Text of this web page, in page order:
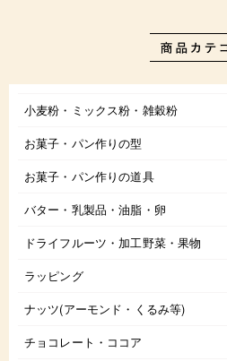
小麦粉・ミックス粉・雑穀粉
お菓子・パン作りの型
お菓子・パン作りの道具
バター・乳製品・油脂・卵
ドライフルーツ・加工野菜・果物
ラッピング
ナッツ(アーモンド・くるみ等)
チョコレート・ココア